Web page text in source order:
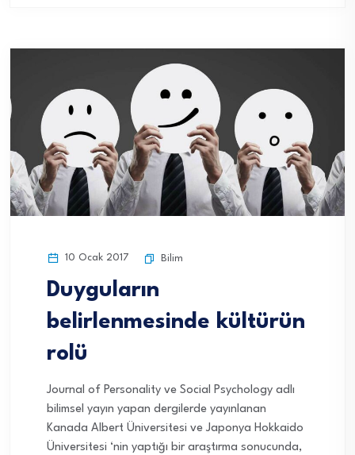
10 Ocak 2017 Bilim
Duyguların
belirlenmesinde kültürün
rolü
Journal of Personality ve Social Psychology adlı
bilimsel yayın yapan dergilerde yayınlanan
Kanada Albert Üniversitesi ve Japonya Hokkaido
Üniversitesi ‘nin yaptığı bir araştırma sonucunda,